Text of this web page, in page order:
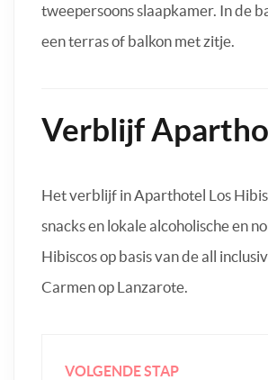
tweepersoons slaapkamer. In de
een terras of balkon met zitje.
Verblijf
Het verblijf in Aparthotel Los
snacks en lokale alcoholische en
Hibiscos op basis van de all
Carmen op Lanzarote.
VOLGENDE STAP